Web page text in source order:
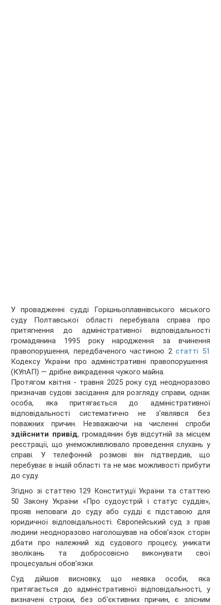
У провадженні судді Горішньоплавнівського міського
суду Полтавської області перебувала справа про
притягнення до адміністративної відповідальності
громадянина 1995 року народження за вчинення
правопорушення, передбаченого частиною 2статті 51
Кодексу України про адміністративні правопорушення
(КУпАП) — дрібне викрадення чужого майна.
Протягом квітня - травня 2025 року суд неодноразово
призначав судові засідання для розгляду справи, однак
особа, яка притягається до адміністративної
відповідальності систематично не з’являвся без
поважних причин. Незважаючи на численні спроби
здійснити привід, громадянин був відсутній за місцем
реєстрації, що унеможливлювало проведення слухань у
справі. У телефонній розмові він підтвердив, що
перебуває в іншій області та не має можливості прибути
до суду.
Згідно зі статтею 129 Конституції України та статтею
50 Закону України «Про судоустрій і статус суддів»,
прояв неповаги до суду або судді є підставою для
юридичної відповідальності. Європейський суд з прав
людини неодноразово наголошував на обов’язок сторін
дбати про належний хід судового процесу, уникати
зволікань та добросовісно виконувати свої
процесуальні обов’язки.
Суд дійшов висновку, що неявка особи, яка
притягається до адміністративної відповідальності, у
визначені строки, без об'єктивних причин, є злісним